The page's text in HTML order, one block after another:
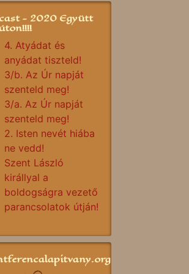
- 2020 Együtt
4. Atyádat és
anyádat tiszteld!
3/b. Az Úr napját
szenteld meg!
3/a. Az Úr napját
szenteld meg!
2. Isten nevét hiába
ne vedd!
Szent László
királlyal a
boldogságra vezető
parancsolatok útján!